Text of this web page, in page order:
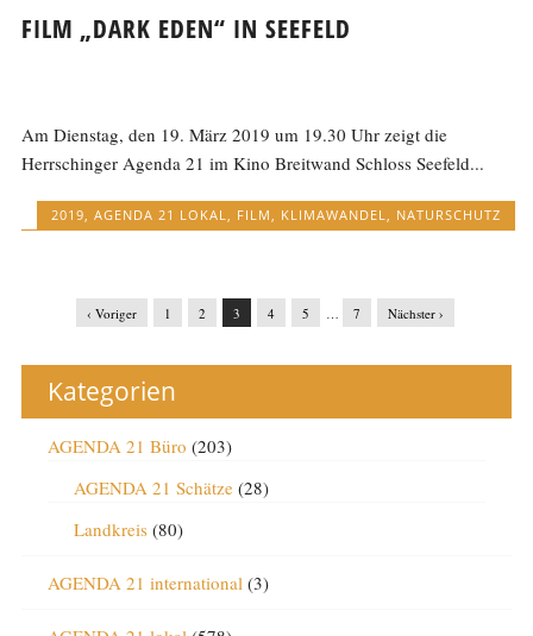
FILM „DARK EDEN“ IN SEEFELD
Am Dienstag, den 19. März 2019 um 19.30 Uhr zeigt die
Herrschinger Agenda 21 im Kino Breitwand Schloss Seefeld...
2019 AGENDA 21 LOKAL FILM KLIMAWANDEL NATURSCHUTZ
‹ Voriger 1 2 3 4 5 … 7 Nächster ›
Kategorien
AGENDA 21 Büro (203)
AGENDA 21 Schätze(28)
Landkreis(80)
AGENDA 21 international(3)